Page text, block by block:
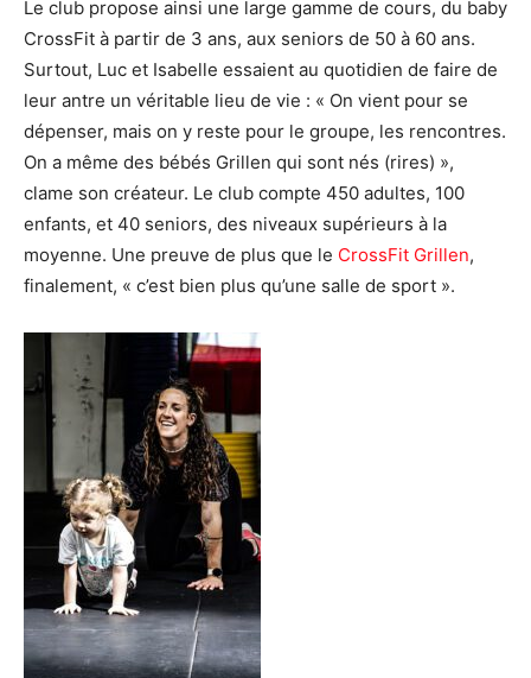
Le club propose ainsi une large gamme de cours, du baby
CrossFit à partir de 3 ans, aux seniors de 50 à 60 ans.
Surtout, Luc et Isabelle essaient au quotidien de faire de
leur antre un véritable lieu de vie : « On vient pour se
dépenser, mais on y reste pour le groupe, les rencontres.
On a même des bébés Grillen qui sont nés (rires) »,
clame son créateur. Le club compte 450 adultes, 100
enfants, et 40 seniors, des niveaux supérieurs à la
moyenne. Une preuve de plus que le CrossFit Grillen,
finalement, « c’est bien plus qu’une salle de sport ».